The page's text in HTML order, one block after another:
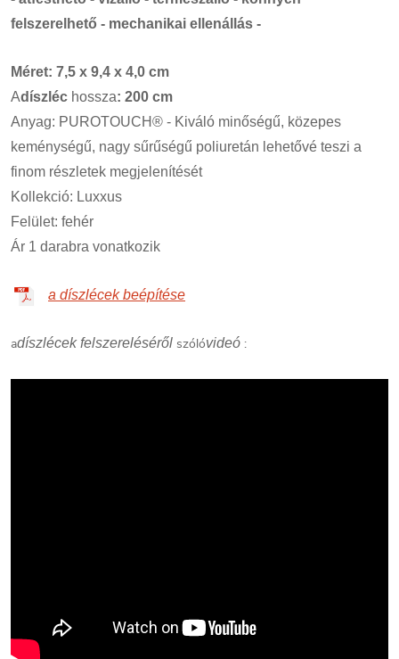
felszerelhető - mechanikai ellenállás -
Méret: 7,5 x 9,4 x 4,0 cm
Adíszléc hossza: 200 cm
Anyag: PUROTOUCH® - Kiváló minőségű, közepes
keménységű, nagy sűrűségű poliuretán lehetővé teszi a
finom részletek megjelenítését
Kollekció: Luxxus
Felület: fehér
Ár 1 darabra vonatkozik
a díszlécek beépítése
adíszlécek felszereléséről szólóvideó :